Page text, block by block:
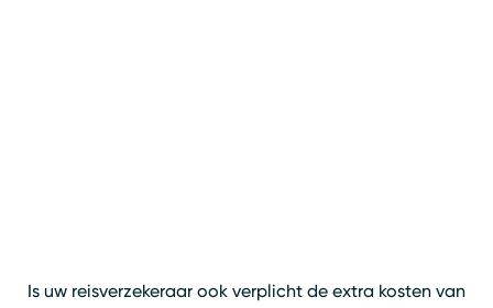
Is uw reisverzekeraar ook verplicht de extra kosten van